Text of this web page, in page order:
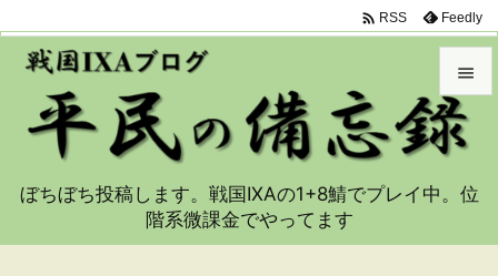


メニュ
サイド
 RSS Feedly
ぼちぼち投稿します。戦国IXAの1+8鯖でプレイ中。位
階系微課金でやってます